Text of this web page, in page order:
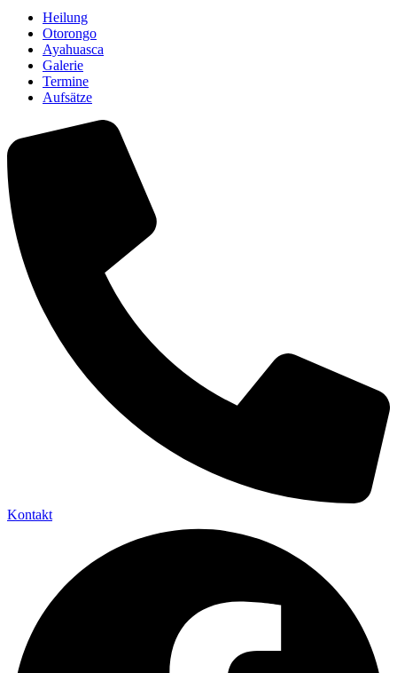
Heilung
Otorongo
Ayahuasca
Galerie
Termine
Aufsätze
Kontakt